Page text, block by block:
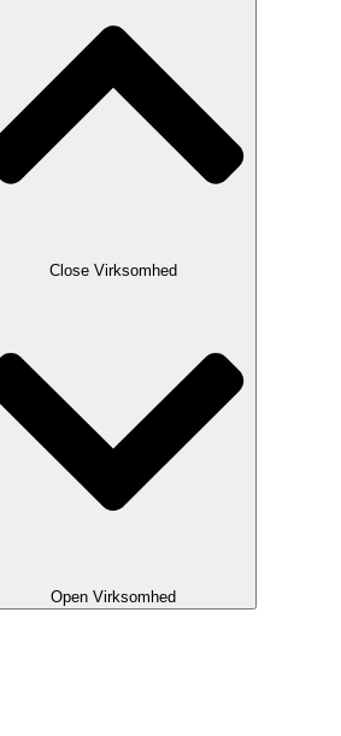
Close Virksomhed
Open Virksomhed